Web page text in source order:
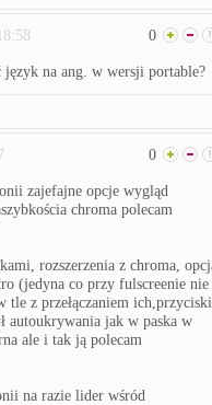
0
na ang. w wersji portable?
0
zajefajne opcje wygląd
chroma polecam
rozszerzenia z chroma,
(jedyna co przy fulscreenie nie
tle z przełączaniem ich,przyciski
autoukrywania jak w paska w
ale i tak ją polecam
na razie lider wśród